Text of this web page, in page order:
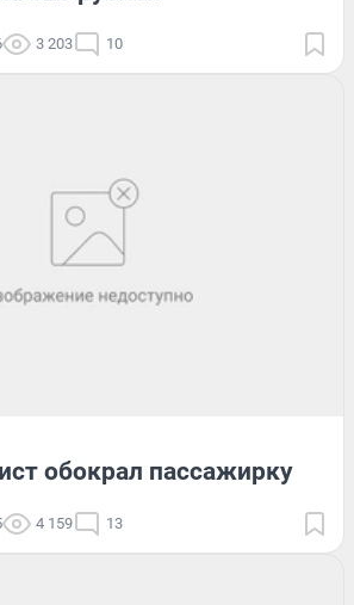
3 203 10
обокрал пассажирку
4 159 13